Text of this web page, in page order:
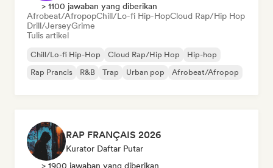
> 1100 jawaban yang diberikan
Afrobeat/AfropopChill/Lo-fi Hip-HopCloud Rap/Hip Hop
Drill/JerseyGrime
Tulis artikel
Chill/Lo-fi Hip-Hop Cloud Rap/Hip Hop
Hip-hop
Rap Prancis
R&B Trap Urban pop Afrobeat/Afropop
RAP FRANÇAIS 2026
Kurator Daftar Putar
> 1900 jawaban yang diberikan